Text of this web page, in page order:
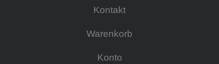
Kontakt
Warenkorb
Konto